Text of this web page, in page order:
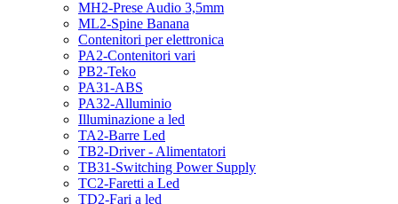
MH2-Prese Audio 3,5mm
ML2-Spine Banana
Contenitori per elettronica
PA2-Contenitori vari
PB2-Teko
PA31-ABS
PA32-Alluminio
Illuminazione a led
TA2-Barre Led
TB2-Driver - Alimentatori
TB31-Switching Power Supply
TC2-Faretti a Led
TD2-Fari a led